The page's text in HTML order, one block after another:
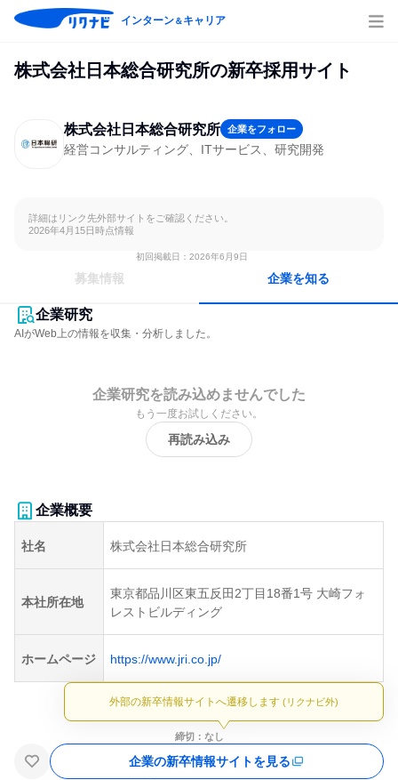
インターン＆キャリア
株式会社日本総合研究所の新卒採用サイト
株式会社日本総合研究所 企業をフォロー
経営コンサルティング、ITサービス、研究開発
詳細はリンク先外部サイトをご確認ください。
2026年4月15日時点情報
初回掲載日：2026年6月9日
募集情報 企業を知る
企業研究
AIがWeb上の情報を収集・分析しました。
企業研究を読み込めませんでした
もう一度お試しください。
再読み込み
企業概要
社名 株式会社日本総合研究所
本社所在地
東京都品川区東五反田2丁目18番1号 大崎フォ
レストビルディング
ホームページ https://www.jri.co.jp/
外部の新卒情報サイトへ遷移します (リクナビ外)
締切：なし
企業の新卒情報サイトを見る